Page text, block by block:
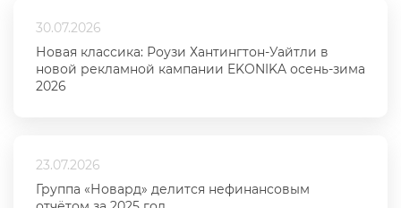
30.07.2026
Новая классика: Роузи Хантингтон-Уайтли в
новой рекламной кампании EKONIKA осень-зима
2026
23.07.2026
Группа «Новард» делится нефинансовым